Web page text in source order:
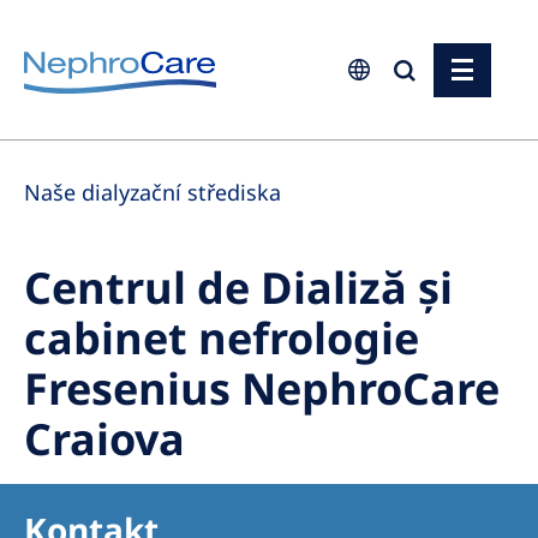
Europe
Czech Republic
Germany
Israel
Italy
Netherlands
Poland
Portugal
Naše dialyzační střediska
Centrul de Dializă și
cabinet nefrologie
Fresenius NephroCare
Craiova